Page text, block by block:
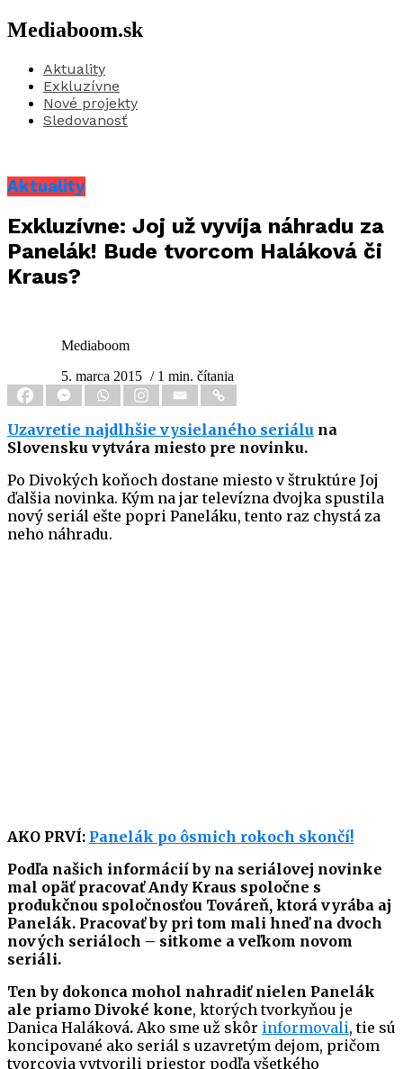
Mediaboom.sk
Aktuality
Exkluzívne
Nové projekty
Sledovanosť
Aktuality
Exkluzívne: Joj už vyvíja náhradu za
Panelák! Bude tvorcom Haláková či
Kraus?
Mediaboom
5. marca 2015 / 1 min. čítania
Uzavretie najdlhšie vysielaného seriálu na
Slovensku vytvára miesto pre novinku.
Po Divokých koňoch dostane miesto v štruktúre Joj
ďalšia novinka. Kým na jar televízna dvojka spustila
nový seriál ešte popri Paneláku, tento raz chystá za
neho náhradu.
AKO PRVÍ: Panelák po ôsmich rokoch skončí!
Podľa našich informácií by na seriálovej novinke
mal opäť pracovať Andy Kraus spoločne s
produkčnou spoločnosťou Továreň, ktorá vyrába aj
Panelák. Pracovať by pri tom mali hneď na dvoch
nových seriáloch – sitkome a veľkom novom
seriáli.
Ten by dokonca mohol nahradiť nielen Panelák
ale priamo Divoké kone, ktorých tvorkyňou je
Danica Haláková. Ako sme už skôr informovali, tie sú
koncipované ako seriál s uzavretým dejom, pričom
tvorcovia vytvorili priestor podľa všetkého